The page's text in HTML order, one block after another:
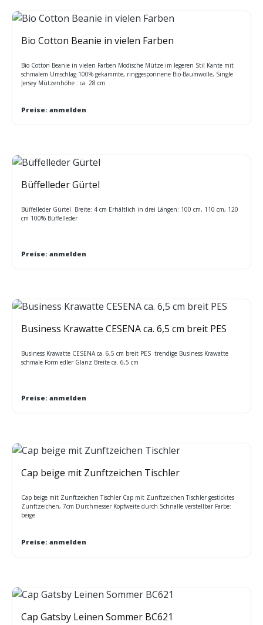
Bio Cotton Beanie in vielen Farben
Bio Cotton Beanie in vielen Farben Modische Mütze im legeren Stil Kante mit
schmalem Umschlag 100% gekämmte, ringgesponnene Bio-Baumwolle, Single
Jersey Mützenhöhe : ca. 28 cm
Preise: anmelden
Büffelleder Gürtel
Büffelleder Gürtel Breite: 4 cm Erhältlich in drei Längen: 100 cm, 110 cm, 120
cm 100% Büffelleder
Preise: anmelden
Business Krawatte CESENA ca. 6,5 cm breit PES
Business Krawatte CESENA ca. 6,5 cm breit PES trendige Business Krawatte
schmale Form edler Glanz Breite ca. 6,5 cm
Preise: anmelden
Cap beige mit Zunftzeichen Tischler
Cap beige mit Zunftzeichen Tischler Cap mit Zunftzeichen Tischler gesticktes
Zunftzeichen, 7cm Durchmesser Kopfweite durch Schnalle verstellbar Farbe:
beige
Preise: anmelden
Cap Gatsby Leinen Sommer BC621